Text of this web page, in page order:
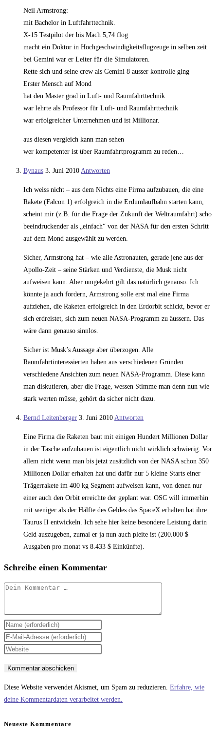
Neil Armstrong:
mit Bachelor in Luftfahrttechnik.
X-15 Testpilot der bis Mach 5,74 flog
macht ein Doktor in Hochgeschwindigkeitsflugzeuge in selben zeit
bei Gemini war er Leiter für die Simulatoren.
Rette sich und seine crew als Gemini 8 ausser kontrolle ging
Erster Mensch auf Mond
hat den Master grad in Luft- und Raumfahrttechnik
war lehrte als Professor für Luft- und Raumfahrttechnik
war erfolgreicher Unternehmen und ist Millionar.
aus diesen vergleich kann man sehen
wer kompetenter ist über Raumfahrtprogramm zu reden…
Bynaus 3. Juni 2010 Antworten
Ich weiss nicht – aus dem Nichts eine Firma aufzubauen, die eine
Rakete (Falcon 1) erfolgreich in die Erdumlaufbahn starten kann,
scheint mir (z.B. für die Frage der Zukunft der Weltraumfahrt) scho
beeindruckender als „einfach“ von der NASA für den ersten Schritt
auf dem Mond ausgewählt zu werden.
Sicher, Armstrong hat – wie alle Astronauten, gerade jene aus der
Apollo-Zeit – seine Stärken und Verdienste, die Musk nicht
aufweisen kann. Aber umgekehrt gilt das natürlich genauso. Ich
könnte ja auch fordern, Armstrong solle erst mal eine Firma
aufziehen, die Raketen erfolgreich in den Erdorbit schickt, bevor er
sich erdreistet, sich zum neuen NASA-Programm zu äussern. Das
wäre dann genauso sinnlos.
Sicher ist Musk’s Aussage aber überzogen. Alle
Raumfahrtinteressierten haben aus verschiedenen Gründen
verschiedene Ansichten zum neuen NASA-Programm. Diese kann
man diskutieren, aber die Frage, wessen Stimme man denn nun wie
stark werten müsse, gehört da sicher nicht dazu.
Bernd Leitenberger 3. Juni 2010 Antworten
Eine Firma die Raketen baut mit einigen Hundert Millionen Dollar
in der Tasche aufzubauen ist eigentlich nicht wirklich schwierig. Vor
allem nicht wenn man bis jetzt zusätzlich von der NASA schon 350
Millionen Dollar erhalten hat und dafür nur 5 kleine Starts einer
Trägerrakete im 400 kg Segment aufweisen kann, von denen nur
einer auch den Orbit erreichte der geplant war. OSC will immerhin
mit weniger als der Hälfte des Geldes das SpaceX erhalten hat ihre
Taurus II entwickeln. Ich sehe hier keine besondere Leistung darin
Geld auszugeben, zumal er ja nun auch pleite ist (200.000 $
Ausgaben pro monat vs 8.433 $ Einkünfte).
Schreibe einen Kommentar
Kommentar
Gib
deinen
Namen
zum
Kommentieren
Gib
deine
Adresse
zum
ein
Gib
URL
ein
Diese Website verwendet Akismet, um Spam zu reduzieren. Erfahre, wie
deine Kommentardaten verarbeitet werden.
Neueste Kommentare